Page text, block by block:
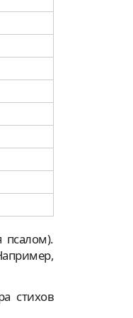
псалом).
стихов